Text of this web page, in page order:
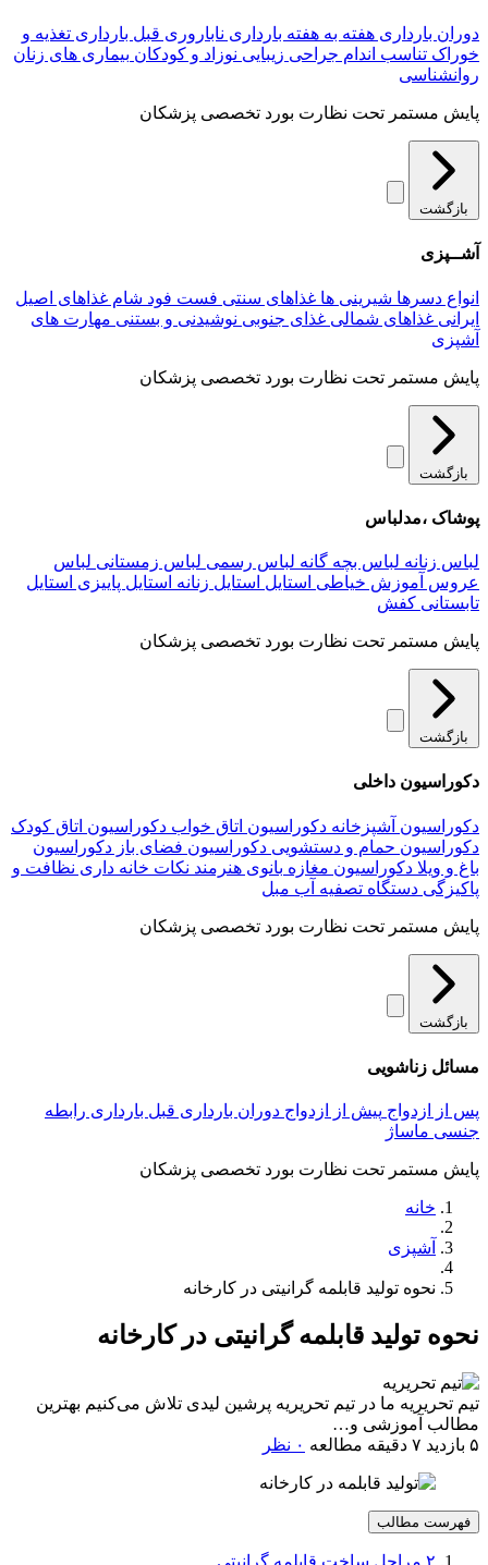
دوران بارداری هفته به هفته بارداری ناباروری قبل بارداری تغذیه و
خوراک تناسب اندام جراحی زیبایی نوزاد و کودکان بیماری های زنان
روانشناسی
پایش مستمر تحت نظارت بورد تخصصی پزشکان
بازگشت
آشــپزی
انواع دسرها شیرینی ها غذاهای سنتی فست فود شام غذاهای اصیل
ایرانی غذاهای شمالی غذای جنوبی نوشیدنی و بستنی مهارت های
آشپزی
پایش مستمر تحت نظارت بورد تخصصی پزشکان
بازگشت
پوشاک ،مدلباس
لباس زنانه لباس بچه گانه لباس رسمی لباس زمستانی لباس
عروس آموزش خیاطی استایل استایل زنانه استایل پاییزی استایل
تابستانی کفش
پایش مستمر تحت نظارت بورد تخصصی پزشکان
بازگشت
دکوراسیون داخلی
دکوراسیون آشپزخانه دکوراسیون اتاق خواب دکوراسیون اتاق کودک
دکوراسیون حمام و دستشویی دکوراسیون فضای باز دکوراسیون
باغ و ویلا دکوراسیون مغازه بانوی هنرمند نکات خانه داری نظافت و
پاکیزگی دستگاه تصفیه آب مبل
پایش مستمر تحت نظارت بورد تخصصی پزشکان
بازگشت
مسائل زناشویی
پس از ازدواج پیش از ازدواج دوران بارداری قبل بارداری رابطه
جنسی ماساژ
پایش مستمر تحت نظارت بورد تخصصی پزشکان
خانه
آشپزی
نحوه تولید قابلمه گرانیتی در کارخانه
نحوه تولید قابلمه گرانیتی در کارخانه
تیم تحریریه ما در تیم تحریریه پرشین لیدی تلاش می‌کنیم بهترین
مطالب آموزشی و…
۵ بازدید
۷ دقیقه مطالعه ۰ نظر
فهرست مطالب
۲ مراحل ساخت قابلمه گرانیتی